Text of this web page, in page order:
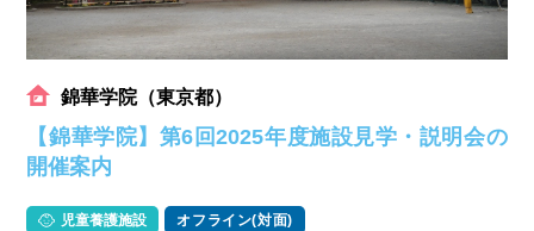
錦華学院（東京都）
【錦華学院】第6回2025年度施設見学・説明会の
開催案内
児童養護施設 オフライン(対面)